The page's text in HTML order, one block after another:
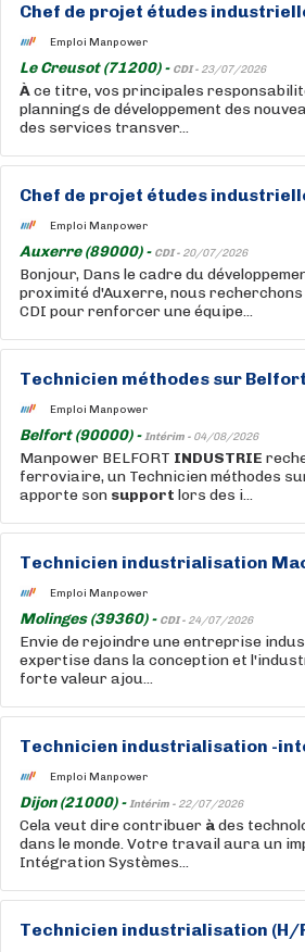
Chef de projet études
Emploi Manpower
Le Creusot (71200) - CDI - 23/07/2026
Àce titre, vos principales
plannings de développement des
des services transver...
Chef de projet études
Emploi Manpower
Auxerre (89000) - CDI - 20/07/2026
Bonjour, Dans le cadre du
proximité d'Auxerre, nous
CDI pour renforcer une équipe...
Technicien méthodes sur
Emploi Manpower
Belfort (90000) -Intérim - 04/08/2026
Manpower BELFORT INDUSTRIE
ferroviaire, un Technicien méthodes
apporte son support lors des i...
Technicien industrialisation
Emploi Manpower
Molinges (39360) - CDI - 24/07/2026
Envie de rejoindre une entreprise
expertise dans la conception et
forte valeur ajou...
Technicien industrialisation -
Emploi Manpower
Dijon (21000) -Intérim - 22/07/2026
Cela veut dire contribuer àdes
dans le monde. Votre travail aura un
Intégration Systèmes...
Technicien industrialisation (H/